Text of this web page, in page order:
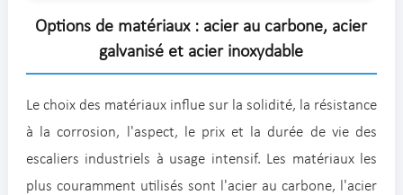
Options de matériaux : acier au carbone, acier
galvanisé et acier inoxydable
Le choix des matériaux influe sur la solidité, la résistance
à la corrosion, l'aspect, le prix et la durée de vie des
escaliers industriels à usage intensif. Les matériaux les
plus couramment utilisés sont l'acier au carbone, l'acier